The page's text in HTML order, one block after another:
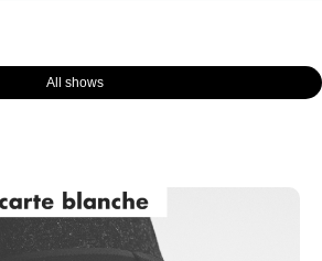
All shows
PagePage Page